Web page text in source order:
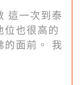
這一次到泰
位也很高的
的面前。 我